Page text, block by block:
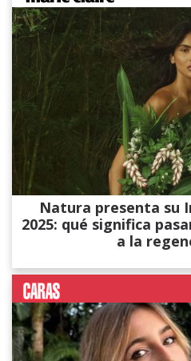
Natura presenta su
2025: qué significa
a la